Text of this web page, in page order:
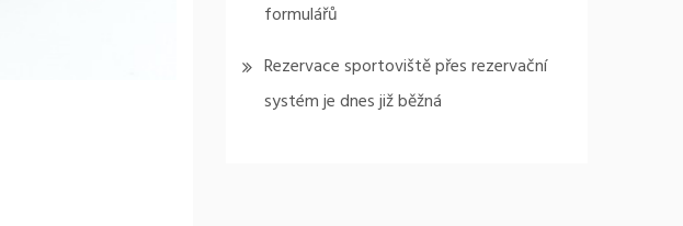
formulářů
Rezervace sportoviště přes rezervační
systém je dnes již běžná